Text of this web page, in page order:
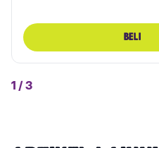
BELI
1 / 3